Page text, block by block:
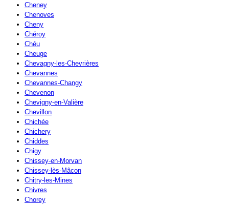
Cheney
Chenoves
Cheny
Chéroy
Chéu
Cheuge
Chevagny-les-Chevrières
Chevannes
Chevannes-Changy
Chevenon
Chevigny-en-Valière
Chevillon
Chichée
Chichery
Chiddes
Chigy
Chissey-en-Morvan
Chissey-lès-Mâcon
Chitry-les-Mines
Chivres
Chorey